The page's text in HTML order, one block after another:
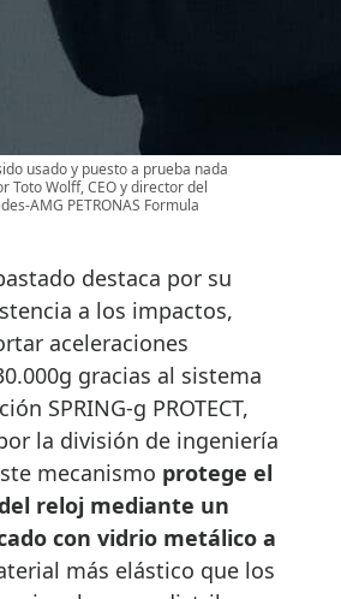
usado y puesto a prueba nada
Toto Wolff, CEO y director del
AMG PETRONAS Formula
destaca por su
a los impactos,
aceleraciones
gracias al sistema
SPRING-g PROTECT,
la división de ingeniería
mecanismo protege el
reloj mediante un
con vidrio metálico a
más elástico que los